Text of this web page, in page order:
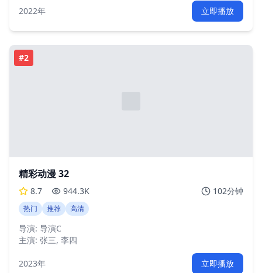
2022年 立即播放
#2
精彩动漫 32
8.7 944.3K 102分钟
热门 推荐 高清
导演: 导演C
主演: 张三, 李四
2023年 立即播放